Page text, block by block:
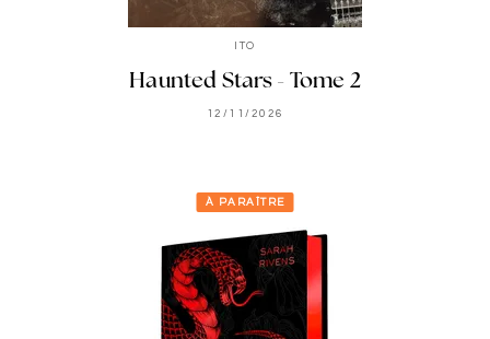
ITO
Haunted Stars - Tome 2
12/11/2026
À PARAÎTRE